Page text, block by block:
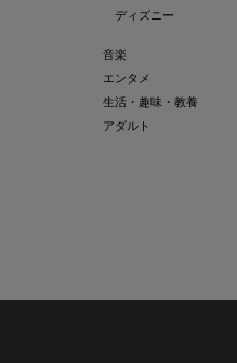
ディズニー
音楽
エンタメ
生活・趣味・教養
アダルト